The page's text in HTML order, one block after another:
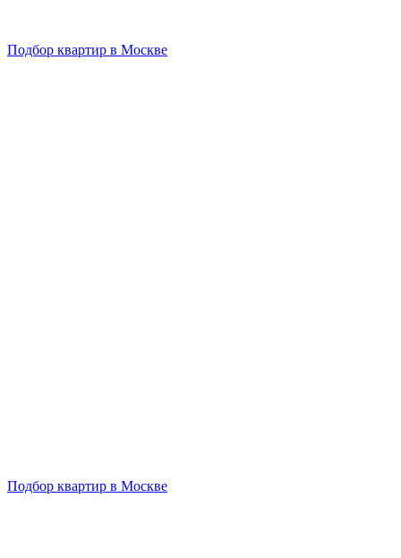
Подбор квартир в Москве
Подбор квартир в Москве